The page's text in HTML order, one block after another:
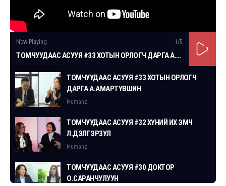
Now Playing 1 /5
ТОМЧУУДААС АСУУЯ #33 ХОТЫН ОРЛОГЧ ДАРГА А.АМАРТҮВШИН
ТОМЧУУДААС АСУУЯ #33 ХОТЫН ОРЛОГЧ
ДАРГА А.АМАРТҮВШИН
Humanz
ТОМЧУУДААС АСУУЯ #32 ХҮНИЙ ИХ ЭМЧ
Л.ДЭЛГЭРЗУЛ
Humanz
ТОМЧУУДААС АСУУЯ #30 ДОКТОР
О.САРАНЧУЛУУН